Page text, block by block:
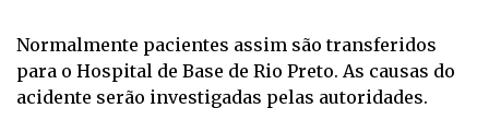
Normalmente pacientes assim são transferidos
para o Hospital de Base de Rio Preto. As causas do